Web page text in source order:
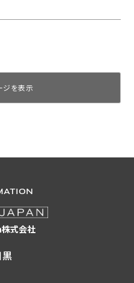
ジを表示
式会社